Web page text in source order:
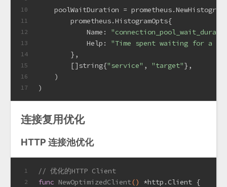
10
11
12
13
14
15
16
17
poolWaitDuration =
        prometheus.HistogramOpts{
            Name:
            Help:
"Time spent waiting for a
        },
        []
string{"service" , "target"},
    )
)
连接复用优化
HTTP 连接池优化
1
2
// 优化的HTTP Client
func NewOptimizedClient()
*http.Client {